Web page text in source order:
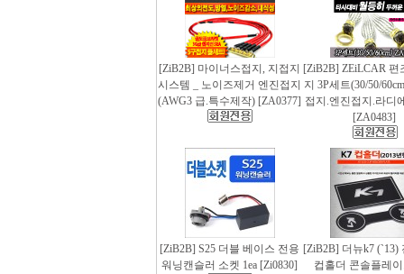
[ZiB2B] 마이너스접지, 지접지
시스템 _ 노이즈제거 엔진접지
(AWG3 급.특수제작) [ZA0377]
[ZiB2B] ZEiLCAR 편
지 3P세트(30/50/
접지.엔진접지.라디
[ZA0483]
[ZiB2B] S25 더블 베이스 전용
워닝캔슬러 소켓 1ea [Zi0830]
[ZiB2B] 더뉴k7 (`13)
컵홀더 콘솔플레